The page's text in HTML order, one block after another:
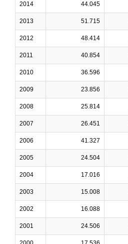
2014 44.045
2013 51.715
2012 48.414
2011 40.854
2010 36.596
2009 23.856
2008 25.814
2007 26.451
2006 41.327
2005 24.504
2004 17.016
2003 15.008
2002 16.088
2001 24.506